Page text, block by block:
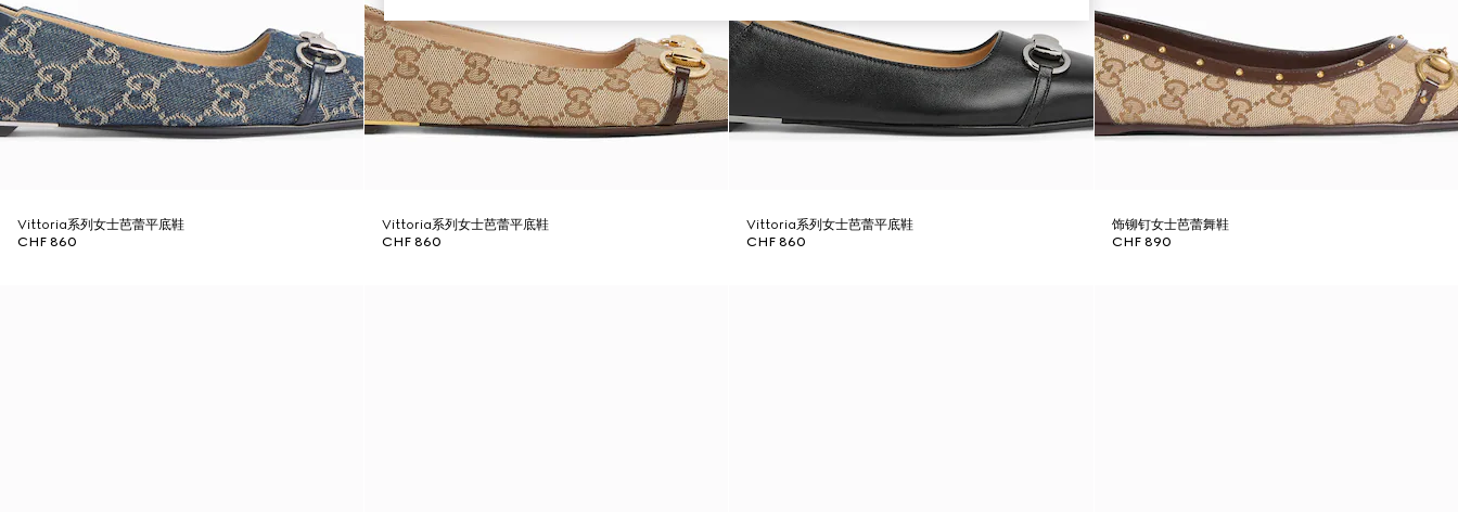
Vittoria系列女士芭蕾平底鞋
CHF 860
Vittoria系列女士芭蕾平底鞋
CHF 860
Vittoria系列女士芭蕾平底鞋
CHF 860
饰铆钉女士芭蕾舞鞋
CHF 890